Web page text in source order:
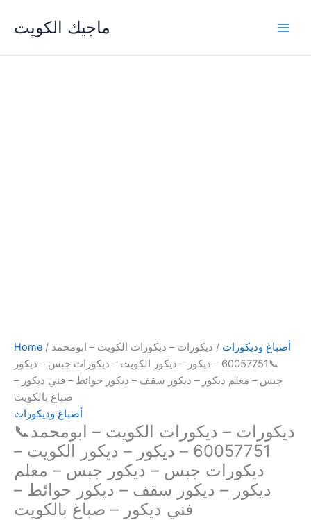
content
ماجيك الكويت
Home / أصباغ وديكورات / ديكورات – ديكورات الكويت – ابومحمد
📞60057751 – ديكور – ديكور الكويت – ديكورات جبس – ديكور
جبس – معلم ديكور – ديكور سقف – ديكور حوائط – فني ديكور –
صباغ بالكويت
أصباغ وديكورات
ديكورات – ديكورات الكويت – ابومحمد📞
60057751 – ديكور – ديكور الكويت –
ديكورات جبس – ديكور جبس – معلم
ديكور – ديكور سقف – ديكور حوائط –
فني ديكور – صباغ بالكويت